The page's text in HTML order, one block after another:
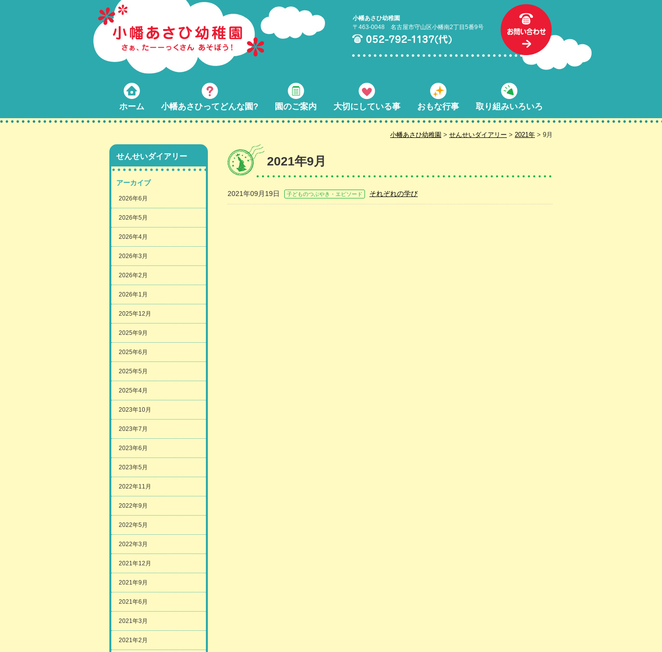
小幡あさひ幼稚園
〒463-0048 名古屋市守山区小幡南2丁目5番9号
ホーム 小幡あさひってどんな園? 園のご案内 大切にしている事 おもな行事 取り組みいろいろ
小幡あさひ幼稚園 > せんせいダイアリー > 2021年 > 9月
2021年9月
2021年09月19日 子どものつぶやき・エピソード それぞれの学び
せんせいダイアリー
アーカイブ
2026年6月
2026年5月
2026年4月
2026年3月
2026年2月
2026年1月
2025年12月
2025年9月
2025年6月
2025年5月
2025年4月
2023年10月
2023年7月
2023年6月
2023年5月
2022年11月
2022年9月
2022年5月
2022年3月
2021年12月
2021年9月
2021年6月
2021年3月
2021年2月